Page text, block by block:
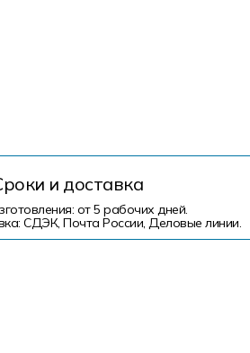
и доставка
от 5 рабочих дней.
СДЭК, Почта России, Деловые линии.